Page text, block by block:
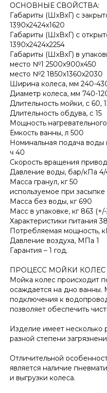
ОСНОВНЫЕ СВОЙСТВА:
Габариты (ШхВхГ) с
1390х2424х1620
Габариты (ШхВхГ) с
1390х2424х2254
Габариты (ШхВхГ) в
место №1 2500х900х450
место №2 1850х1360х2030
Ширина колеса, мм 240-
Диаметр колеса, мм 740-
Длительность мойки, с 60,
Длительность обдува, с 15
Мощность
Емкость ванны, л 500
Номинальная подача воды
ч 40
Скорость вращения
Давление воды, бар/кПа
Масса гранул, кг 50
используемое при засыпке
Масса без воды, кг 690
Масс в упаковке, кг 863 (+/-
Характеристики питания
Потребляемая мощность,
Давление воздуха, МПа 1
Гарантия – 1 год.
ПРОЦЕСС МОЙКИ КОЛЕС
Мойка колес происходит
осаждается на дно ванны.
подключения к
позволяет обеспечить
Изделие имеет
разной степени
Отличительной
является наличие
и выгрузки колеса.